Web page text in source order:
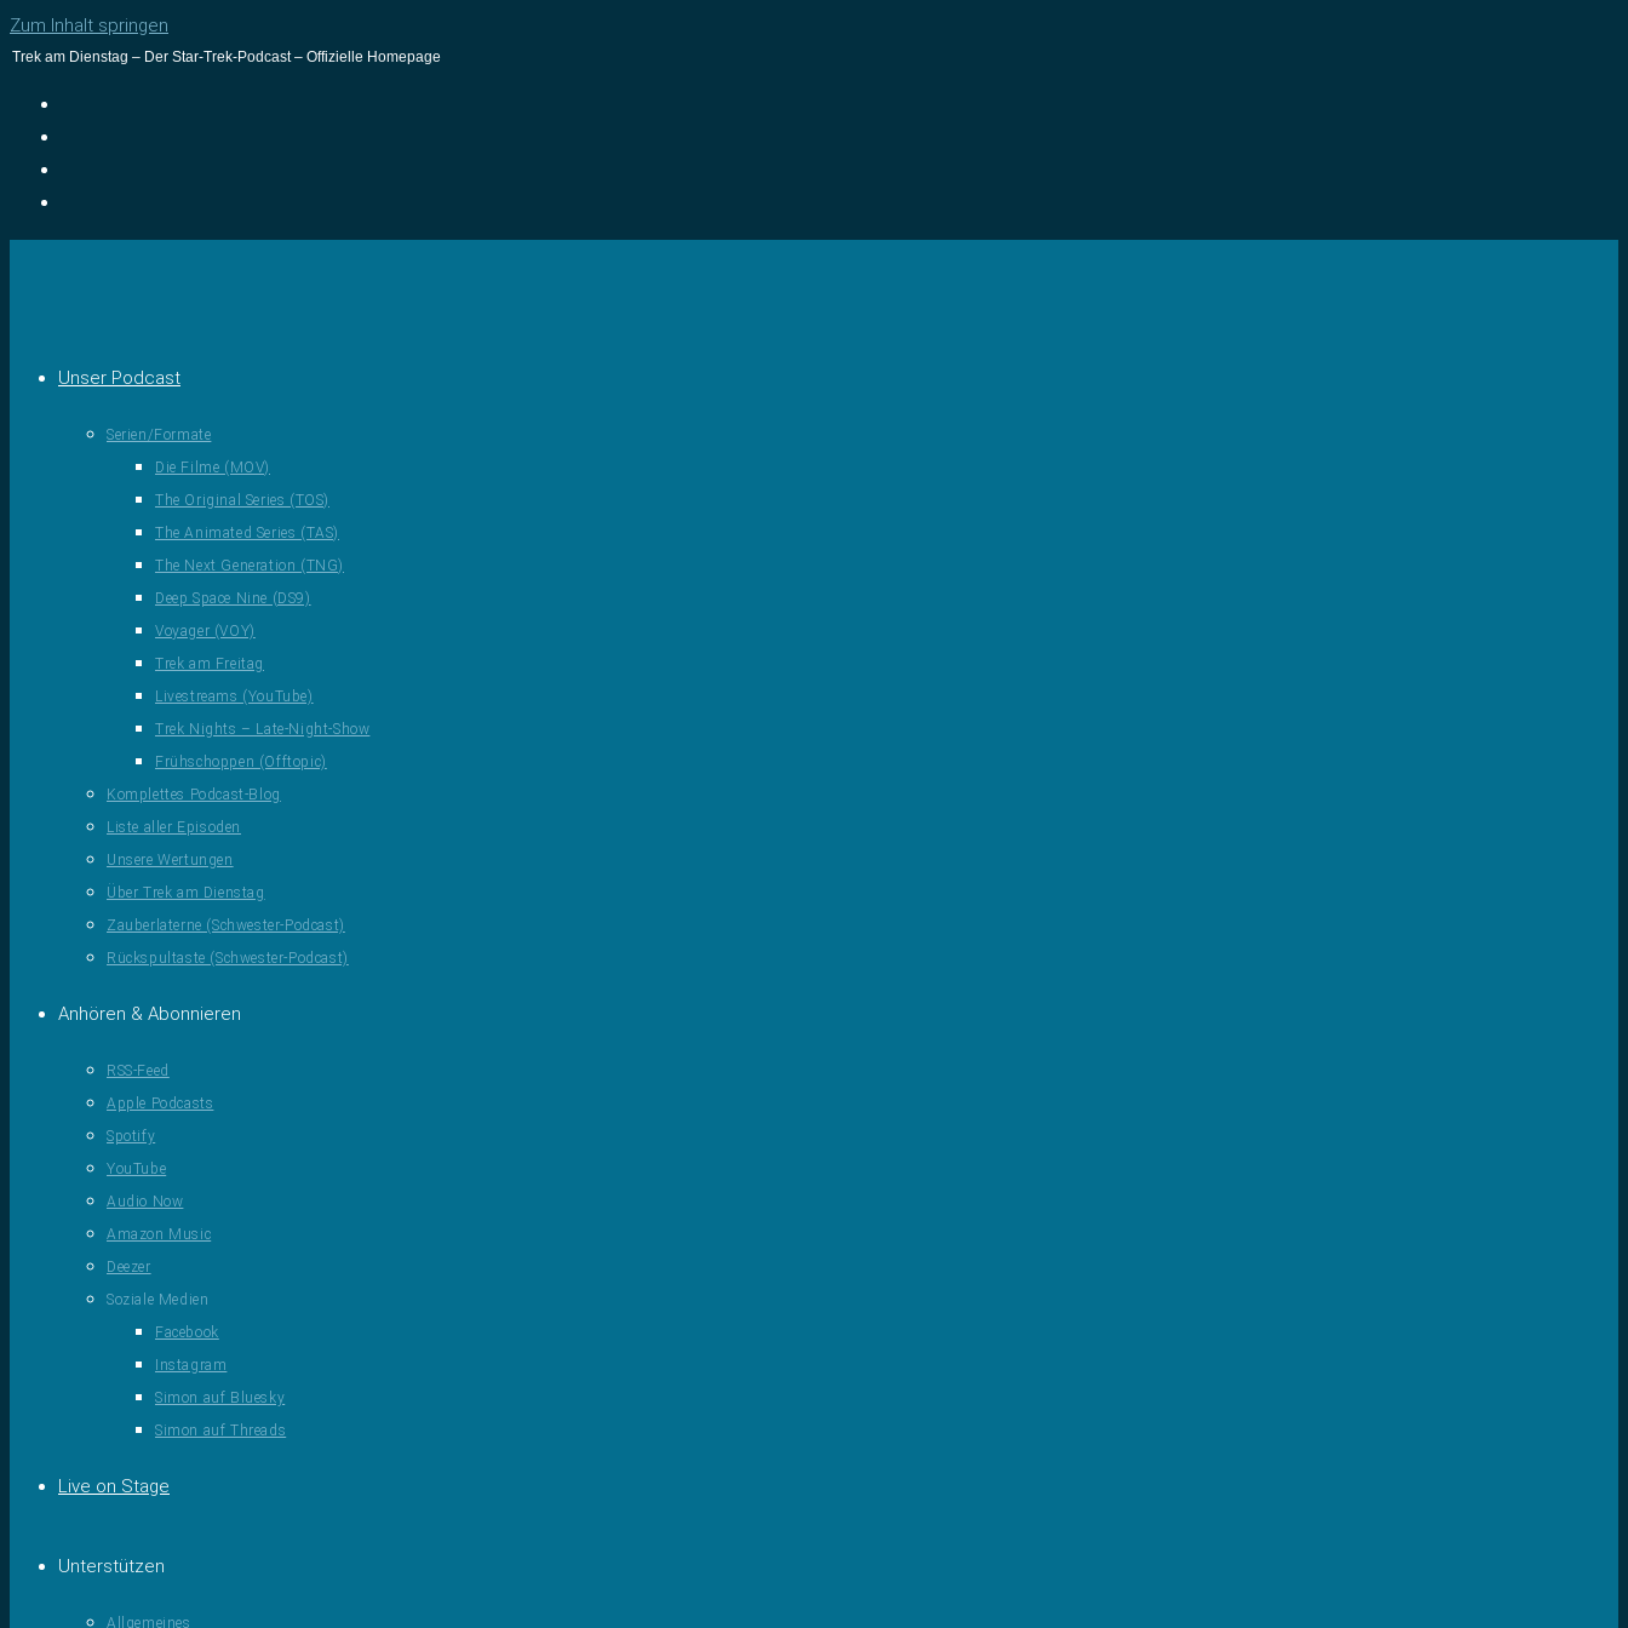
Zum Inhalt springen
Trek am Dienstag – Der Star-Trek-Podcast – Offizielle Homepage
Unser Podcast
Serien/Formate
Die Filme (MOV)
The Original Series (TOS)
The Animated Series (TAS)
The Next Generation (TNG)
Deep Space Nine (DS9)
Voyager (VOY)
Trek am Freitag
Livestreams (YouTube)
Trek Nights – Late-Night-Show
Frühschoppen (Offtopic)
Komplettes Podcast-Blog
Liste aller Episoden
Unsere Wertungen
Über Trek am Dienstag
Zauberlaterne (Schwester-Podcast)
Rückspultaste (Schwester-Podcast)
Anhören & Abonnieren
RSS-Feed
Apple Podcasts
Spotify
YouTube
Audio Now
Amazon Music
Deezer
Soziale Medien
Facebook
Instagram
Simon auf Bluesky
Simon auf Threads
Live on Stage
Unterstützen
Allgemeines